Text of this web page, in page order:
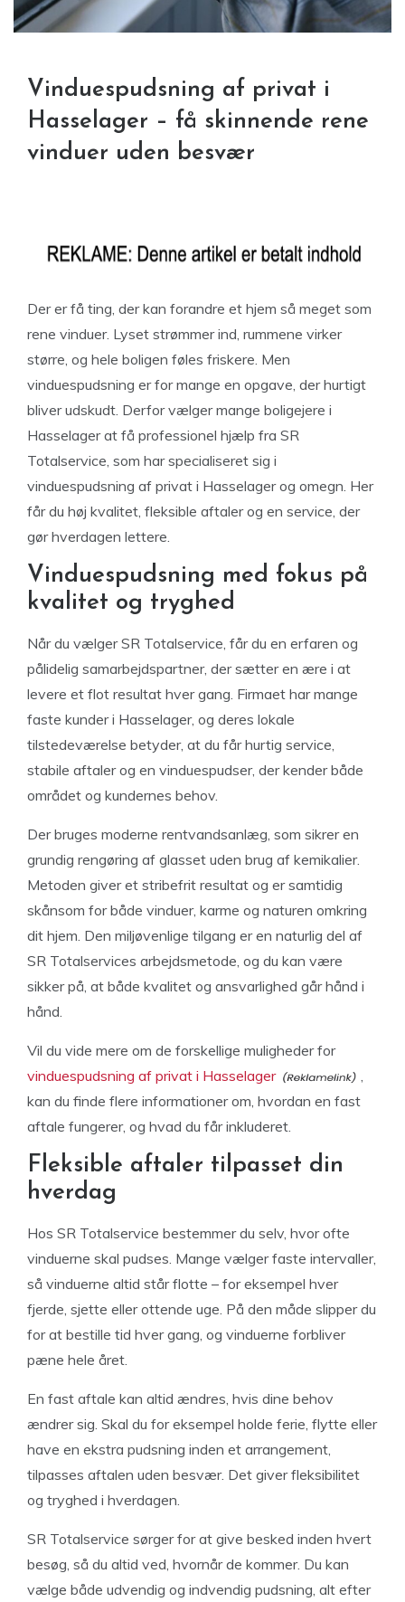
Vinduespudsning af privat i
Hasselager – få skinnende rene
vinduer uden besvær
Der er få ting, der kan forandre et hjem så meget som
rene vinduer. Lyset strømmer ind, rummene virker
større, og hele boligen føles friskere. Men
vinduespudsning er for mange en opgave, der hurtigt
bliver udskudt. Derfor vælger mange boligejere i
Hasselager at få professionel hjælp fra SR
Totalservice, som har specialiseret sig i
vinduespudsning af privat i Hasselager og omegn. Her
får du høj kvalitet, fleksible aftaler og en service, der
gør hverdagen lettere.
Vinduespudsning med fokus på
kvalitet og tryghed
Når du vælger SR Totalservice, får du en erfaren og
pålidelig samarbejdspartner, der sætter en ære i at
levere et flot resultat hver gang. Firmaet har mange
faste kunder i Hasselager, og deres lokale
tilstedeværelse betyder, at du får hurtig service,
stabile aftaler og en vinduespudser, der kender både
området og kundernes behov.
Der bruges moderne rentvandsanlæg, som sikrer en
grundig rengøring af glasset uden brug af kemikalier.
Metoden giver et stribefrit resultat og er samtidig
skånsom for både vinduer, karme og naturen omkring
dit hjem. Den miljøvenlige tilgang er en naturlig del af
SR Totalservices arbejdsmetode, og du kan være
sikker på, at både kvalitet og ansvarlighed går hånd i
hånd.
Vil du vide mere om de forskellige muligheder for
vinduespudsning af privat i Hasselager
kan du finde flere informationer om, hvordan en fast
aftale fungerer, og hvad du får inkluderet.
Fleksible aftaler tilpasset din
hverdag
Hos SR Totalservice bestemmer du selv, hvor ofte
vinduerne skal pudses. Mange vælger faste intervaller,
så vinduerne altid står flotte – for eksempel hver
fjerde, sjette eller ottende uge. På den måde slipper du
for at bestille tid hver gang, og vinduerne forbliver
pæne hele året.
En fast aftale kan altid ændres, hvis dine behov
ændrer sig. Skal du for eksempel holde ferie, flytte eller
have en ekstra pudsning inden et arrangement,
tilpasses aftalen uden besvær. Det giver fleksibilitet
og tryghed i hverdagen.
SR Totalservice sørger for at give besked inden hvert
besøg, så du altid ved, hvornår de kommer. Du kan
vælge både udvendig og indvendig pudsning, alt efter